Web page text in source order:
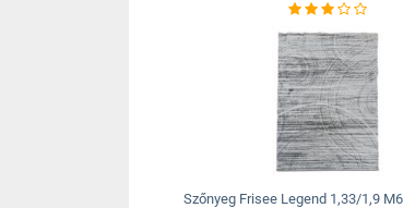
Szőnyeg Frisee Legend 1,33/1,9